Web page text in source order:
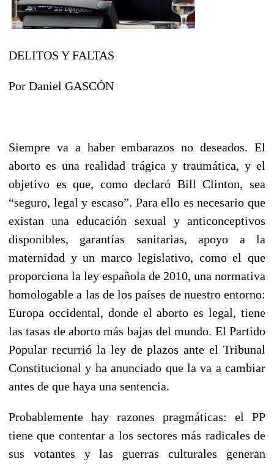
DELITOS Y FALTAS
Por Daniel GASCÓN
Siempre va a haber embarazos no deseados. El
aborto es una realidad trágica y traumática, y el
objetivo es que, como declaró Bill Clinton, sea
“seguro, legal y escaso”. Para ello es necesario que
existan una educación sexual y anticonceptivos
disponibles, garantías sanitarias, apoyo a la
maternidad y un marco legislativo, como el que
proporciona la ley española de 2010, una normativa
homologable a las de los países de nuestro entorno:
Europa occidental, donde el aborto es legal, tiene
las tasas de aborto más bajas del mundo. El Partido
Popular recurrió la ley de plazos ante el Tribunal
Constitucional y ha anunciado que la va a cambiar
antes de que haya una sentencia.
Probablemente hay razones pragmáticas: el PP
tiene que contentar a los sectores más radicales de
sus votantes y las guerras culturales generan